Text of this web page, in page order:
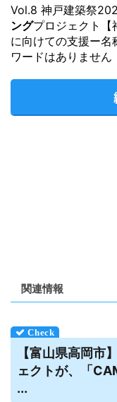
Vol.8 神戸建築祭
ングプロジェクト【
に向けての支援ー名
ワードはありません
関連情報
【富山県高岡市
ェクトが、「
...